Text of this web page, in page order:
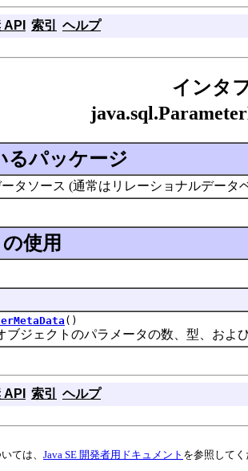
索引 ヘルプ
インタ
るパッケージ
タソース (通常はリレーショナルデータ
の使用
()
ブジェクトのパラメータの数、型、およ
索引 ヘルプ
ては、 Java SE 開発者用ドキュメント を参照して